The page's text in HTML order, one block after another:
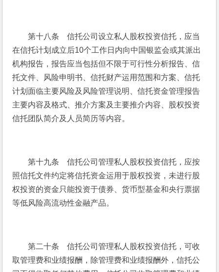
第十八条　信托公司设立私人股权投资信托，应当
在信托计划成立后10个工作日内向中国银监会或其派出
机构报告，报告应当包括但不限于可行性分析报告、信
托文件、风险申明书、信托财产运用范围和方案、信托
计划面临主要风险及风险管理说明、信托资金管理报告
主要内容及格式、推介方案及主要推介内容、股权投资
信托团队简介及人员简历等内容。
第十九条　信托公司管理私人股权投资信托，应按
照信托文件约定将信托资金运用于股权投资，未进行股
权投资的资金只能投资于债券、货币型基金和央行票据
等低风险高流动性金融产品。
第二十条　信托公司管理私人股权投资信托，可收
取管理费和业绩报酬，除管理费和业绩报酬外，信托公